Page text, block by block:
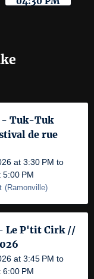
- Tuk-Tuk
de rue
at 3:30 PM to
PM
(Ramonville)
Le P'tit Cirk //
at 3:45 PM to
PM